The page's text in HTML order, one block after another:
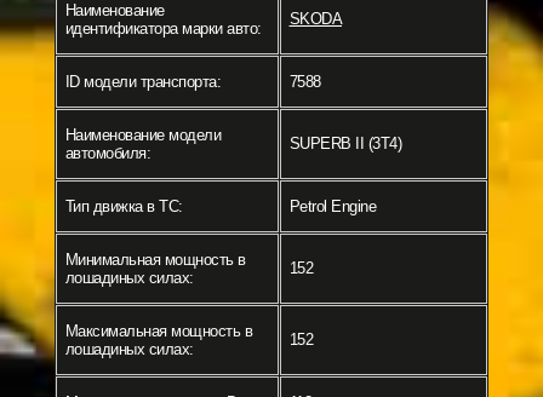
Наименование
идентификатора марки авто:
SKODA
ID модели транспорта: 7588
Наименование модели
автомобиля:
SUPERB II (3T4)
Тип движка в ТС: Petrol Engine
Минимальная мощность в
лошадиных силах:
152
Максимальная мощность в
лошадиных силах:
152